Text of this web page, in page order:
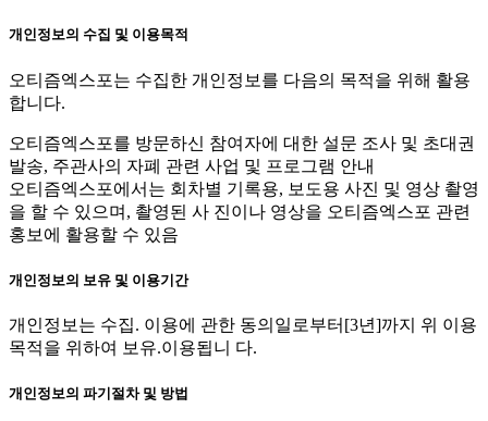
개인정보의 수집 및 이용목적
오티즘엑스포는 수집한 개인정보를 다음의 목적을 위해 활용
합니다.
오티즘엑스포를 방문하신 참여자에 대한 설문 조사 및 초대권
발송, 주관사의 자폐 관련 사업 및 프로그램 안내
오티즘엑스포에서는 회차별 기록용, 보도용 사진 및 영상 촬영
을 할 수 있으며, 촬영된 사 진이나 영상을 오티즘엑스포 관련
홍보에 활용할 수 있음
개인정보의 보유 및 이용기간
개인정보는 수집. 이용에 관한 동의일로부터[3년]까지 위 이용
목적을 위하여 보유.이용됩니 다.
개인정보의 파기절차 및 방법